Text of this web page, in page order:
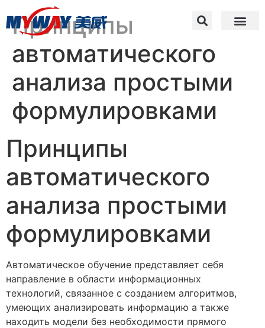
Принципы
автоматического
анализа простыми
формулировками
Принципы
автоматического
анализа простыми
формулировками
Автоматическое обучение представляет себя
направление в области информационных
технологий, связанное с созданием алгоритмов,
умеющих анализировать информацию а также
находить модели без необходимости прямого